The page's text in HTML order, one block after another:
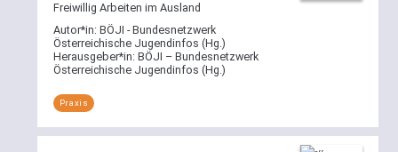
Freiwillig Arbeiten im Ausland
Autor*in: BÖJI - Bundesnetzwerk
Österreichische Jugendinfos (Hg.)
Herausgeber*in: BÖJI – Bundesnetzwerk
Österreichische Jugendinfos (Hg.)
Praxis